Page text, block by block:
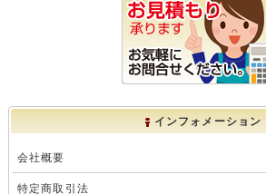
インフォメーション
会社概要
特定商取引法